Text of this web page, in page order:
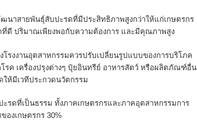
นาสายพันธุ์สับปะรดที่มีประสิทธิภาพสูงกว่าให้แก่เกษตรกร
ดี ปริมาณเพียงพอกับความต้องการ และมีคุณภาพสูง
รงงานอุตสาหกรรมควรปรับเปลี่ยนรูปแบบของการบริโภค
รค เครื่องปรุงต่างๆ ปุ๋ยอินทรีย์ อาหารสัตว์ หรือผลิตภัณฑ์อื่น
ห้มีเวทีประกวดนวัตกรรม
ดที่เป็นธรรม ทั้งภาคเกษตรกรและภาคอุตสาหกรรมการ
งเกษตรกร 30%